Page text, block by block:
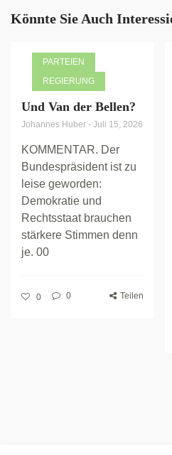
Könnte Sie Auch
PARTEIEN
REGIERUNG
Und Van der Bellen?
Johannes Huber - Juli 15, 2026
KOMMENTAR. Der
Bundespräsident ist zu
leise geworden:
Demokratie und
Rechtsstaat brauchen
stärkere Stimmen denn
je. 00
0 0 Teilen